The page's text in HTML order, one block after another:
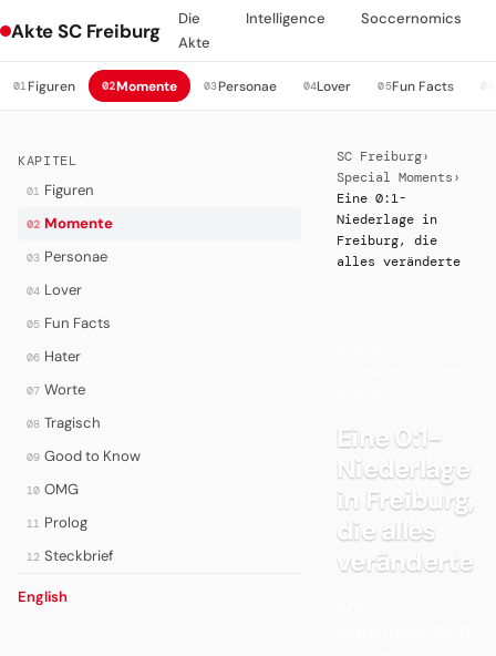
Akte SC Freiburg
Die
Akte
Intelligence Soccernomics
01Figuren 02Momente 03Personae 04Lover 05Fun Facts 06
KAPITEL
01 Figuren
02 Momente
03 Personae
04 Lover
05 Fun Facts
06 Hater
07 Worte
08 Tragisch
09 Good to Know
10 OMG
11 Prolog
12 Steckbrief
English
SC Freiburg›
Special Moments ›
Eine 0:1-
Niederlage in
Freiburg, die
alles veränderte
Eine 0:1-
Niederlage
in Freiburg,
die alles
veränderte